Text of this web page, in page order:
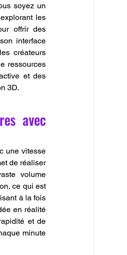
soyez un
les
offrir des
interface
créateurs
ressources
et des
3D.
avec
une vitesse
de réaliser
volume
ce qui est
à la fois
en réalité
et de
minute